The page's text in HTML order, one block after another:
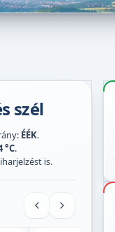
szél
ÉÉK.
°C.
is.